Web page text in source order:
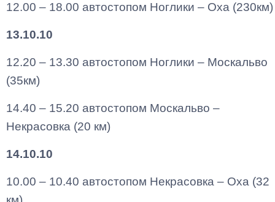
12.00 – 18.00 автостопом Ноглики – Оха (230км)
13.10.10
12.20 – 13.30 автостопом Ноглики – Москальво
(35км)
14.40 – 15.20 автостопом Москальво –
Некрасовка (20 км)
14.10.10
10.00 – 10.40 автостопом Некрасовка – Оха (32